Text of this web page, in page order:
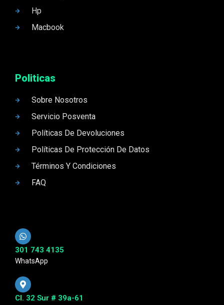
Hp
Macbook
Politicas
Sobre Nosotros
Servicio Posventa
Políticas De Devoluciones
Políticas De Protección De Datos
Términos Y Condiciones
FAQ
301 743 4135
WhatsApp
Cl. 32 Sur # 39a-61